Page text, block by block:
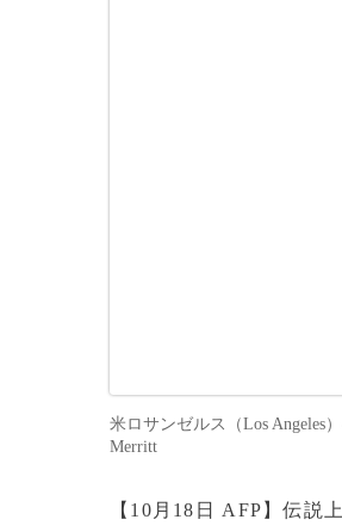
米ロサンゼルス（Los Angeles
Merritt
【10月18日 AFP】伝説